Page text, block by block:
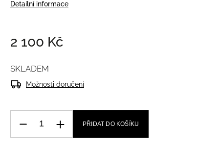
Detailní informace
2 100 Kč
SKLADEM
Možnosti doručení
PŘIDAT DO KOŠÍKU